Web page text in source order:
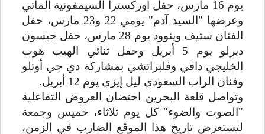
يوم 16 مارس، حفل أوركسترا السيمفونية ألماتي
وعرضها "السيد آدم" يومي 22 و23 مارس، حفل
الفنان ستيف وينوود يوم 28 مارس، حفل جيسون
ديرلو يوم 5 أبريل وحفل ثنائي الهيب هوب
الخليجي دافي وفلبراتشي بمشاركة دي جي أوتلو
وفنان الراب السعودي ليل إيزي يوم 12 أبريل
.
وتواصل قلعة البحرين احتضان العروض التفاعلية
"الصوت والضوء" كل يوم ثلاثاء، خميس وجمعة
لتستعرض تاريخ هذا الموقع الضارب في الزمن،